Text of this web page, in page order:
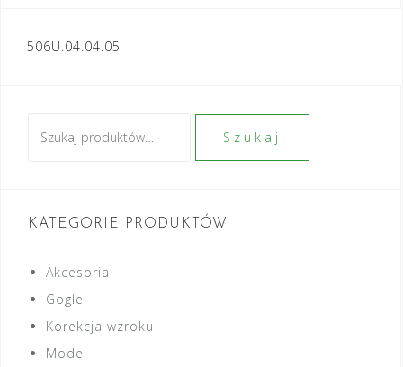
Nawigacja
506U.04.04.05
Szukaj
KATEGORIE PRODUKTÓW
Akcesoria
Gogle
Korekcja wzroku
Model